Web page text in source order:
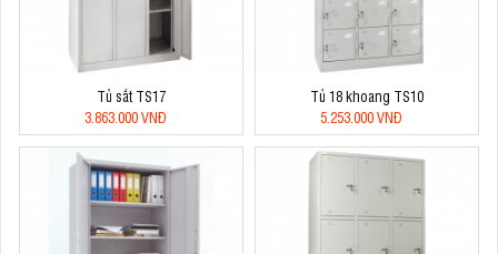
Tủ sắt TS17
3.863.000 VNĐ
Tủ 18 khoang TS10
5.253.000 VNĐ